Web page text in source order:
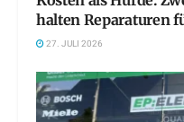
halten Reparaturen
27. JULI 2026